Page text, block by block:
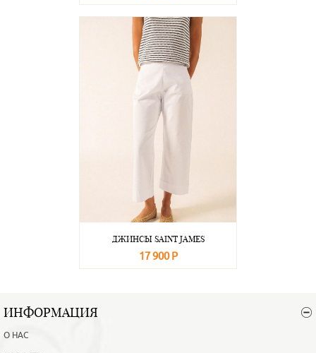
ДЖИНСЫ SAINT JAMES
17 900 Р
ИНФОРМАЦИЯ
О НАС